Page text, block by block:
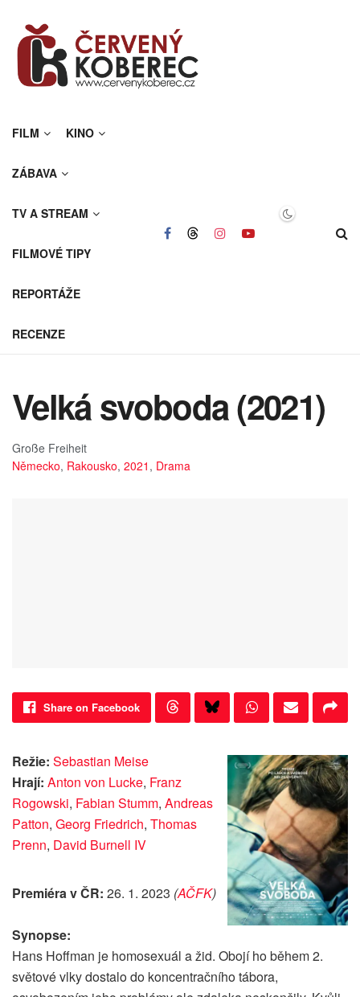
FILM KINO
ZÁBAVA
TV A STREAM
FILMOVÉ TIPY
REPORTÁŽE
RECENZE
Velká svoboda (2021)
Große Freiheit
Německo, Rakousko, 2021 , Drama
Share on Facebook
Režie: Sebastian Meise
Hrají: Anton von Lucke, Franz
Rogowski, Fabian Stumm, Andreas
Patton, Georg Friedrich, Thomas
Prenn, David Burnell IV
Premiéra v ČR: 26. 1. 2023 (AČFK)
Synopse:
Hans Hoffman je homosexuál a žid. Obojí ho během 2.
světové vlky dostalo do koncentračního tábora,